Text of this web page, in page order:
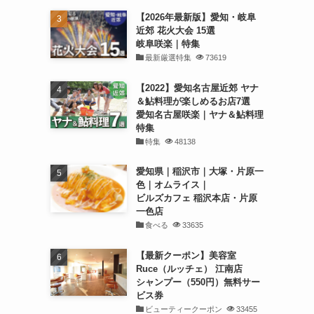
【2026年最新版】愛知・岐阜
近郊 花火大会 15選
岐阜咲楽｜特集
最新厳選特集 73619
【2022】愛知名古屋近郊 ヤナ
＆鮎料理が楽しめるお店7選
愛知名古屋咲楽｜ヤナ＆鮎料理
特集
特集 48138
愛知県｜稲沢市｜大塚・片原一
色｜オムライス｜
ビルズカフェ 稲沢本店・片原
一色店
食べる 33635
【最新クーポン】美容室
Ruce（ルッチェ） 江南店
シャンプー（550円）無料サー
ビス券
ビューティークーポン 33455